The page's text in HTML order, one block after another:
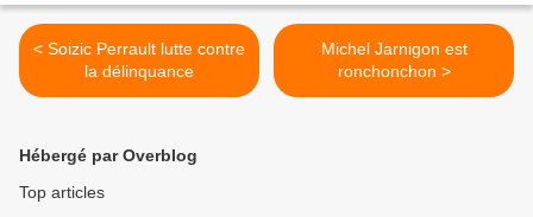
< Soizic Perrault lutte contre
la délinquance
Michel Jarnigon est
ronchonchon >
Hébergé par Overblog
Top articles